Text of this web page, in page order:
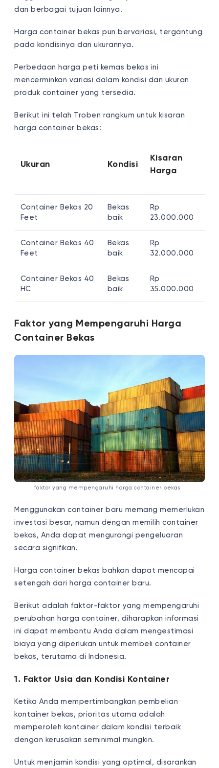
dan berbagai tujuan lainnya.
Harga container bekas pun bervariasi, tergantung
pada kondisinya dan ukurannya.
Perbedaan harga peti kemas bekas ini
mencerminkan variasi dalam kondisi dan ukuran
produk container yang tersedia.
Berikut ini telah Troben rangkum untuk kisaran
harga container bekas:
Ukuran Kondisi
Kisaran
Harga
Container Bekas 20
Feet
Bekas
baik
Rp
23.000.000
Container Bekas 40
Feet
Bekas
baik
Rp
32.000.000
Container Bekas 40
HC
Bekas
baik
Rp
35.000.000
Faktor yang Mempengaruhi Harga
Container Bekas
faktor yang mempengaruhi harga container bekas
Menggunakan container baru memang memerlukan
investasi besar, namun dengan memilih container
bekas, Anda dapat mengurangi pengeluaran
secara signifikan.
Harga container bekas bahkan dapat mencapai
setengah dari harga container baru.
Berikut adalah faktor-faktor yang mempengaruhi
perubahan harga container, diharapkan informasi
ini dapat membantu Anda dalam mengestimasi
biaya yang diperlukan untuk membeli container
bekas, terutama di Indonesia.
1. Faktor Usia dan Kondisi Kontainer
Ketika Anda mempertimbangkan pembelian
kontainer bekas, prioritas utama adalah
memperoleh kontainer dalam kondisi terbaik
dengan kerusakan seminimal mungkin.
Untuk menjamin kondisi yang optimal, disarankan